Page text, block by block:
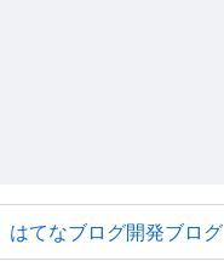
はてなブログ開発ブログ